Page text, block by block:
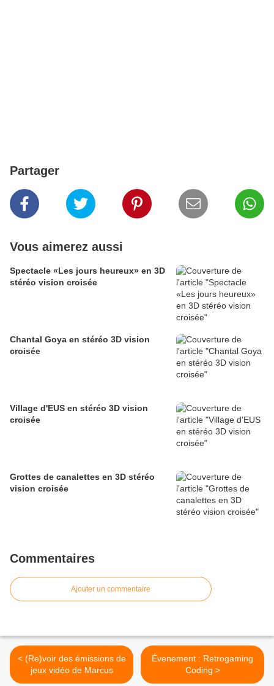
Partager
Vous aimerez aussi
Spectacle «Les jours heureux» en 3D
stéréo vision croisée
Chantal Goya en stéréo 3D vision
croisée
Village d'EUS en stéréo 3D vision
croisée
Grottes de canalettes en 3D stéréo
vision croisée
Commentaires
Ajouter un commentaire
< (Re)voir des émissions de
jeux vidéo de Marcus
Évenement : Retrogaming
Coding >